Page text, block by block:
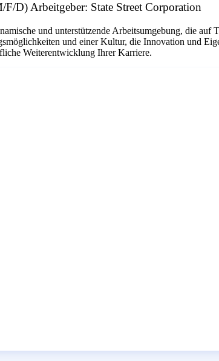
D) Arbeitgeber: State Street Corporation
und unterstützende Arbeitsumgebung, die
und einer Kultur, die Innovation und
Weiterentwicklung Ihrer Karriere.